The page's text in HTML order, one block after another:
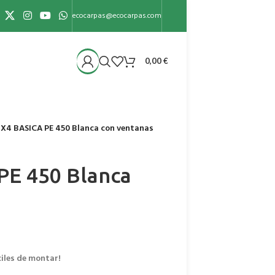
ecocarpas@ecocarpas.com
0,00€
BASICA PE 450 Blanca con ventanas
450 Blanca
de montar!